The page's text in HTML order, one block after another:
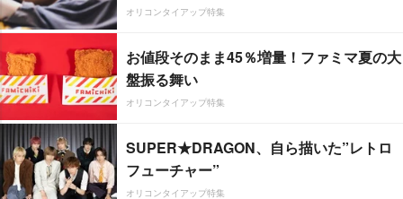
オリコンタイアップ特集
お値段そのまま45％増量！ファミマ夏の大
盤振る舞い
オリコンタイアップ特集
SUPER★DRAGON、自ら描いた”レトロ
フューチャー”
オリコンタイアップ特集